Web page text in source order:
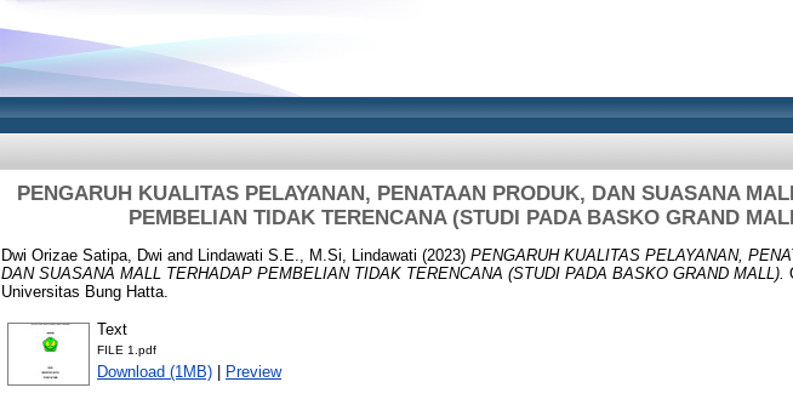
PENGARUH KUALITAS PELAYANAN, PENATAAN PRODUK, DAN SUASANA
PEMBELIAN TIDAK TERENCANA (STUDI PADA BASKO GRAND
Dwi Orizae Satipa, Dwi and Lindawati S.E., M.Si, Lindawati (2023) PENGARUH KUALITAS PELAYANAN,
DAN SUASANA MALL TERHADAP PEMBELIAN TIDAK TERENCANA (STUDI PADA BASKO GRAND MALL).
Universitas Bung Hatta.
Text
FILE 1.pdf
Download (1MB) | Preview